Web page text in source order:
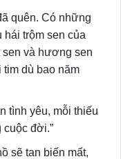
quên. Có những
trộm sen của
sen và hương sen
tim dù bao năm
tình yêu, mỗi thiếu
cuộc đời.”
sẽ tan biến mất,